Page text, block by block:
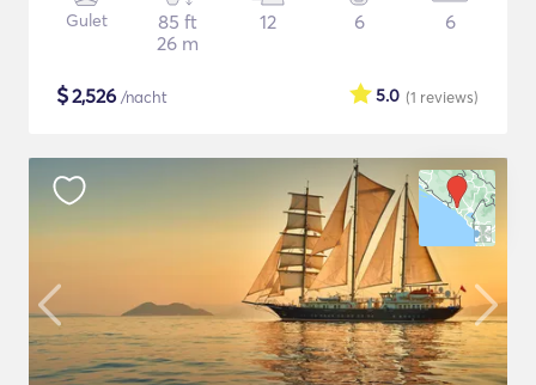
Gulet
85 ft
26 m
12 6 6
$2,526 /nacht (1 reviews)
5.0